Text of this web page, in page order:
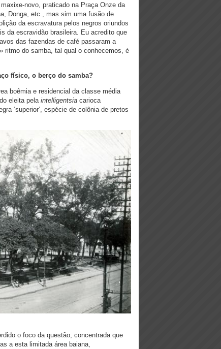
novo, praticado na Praça Onze da
Donga, etc., mas sim uma fusão de
da escravatura pelos negros oriundos
da escravidão brasileira. Eu acredito que
das fazendas de café passaram a
ritmo do samba, tal qual o conhecemos, é
físico, o berço do samba?
boêmia e residencial da classe média
eleita pela intelligentsia carioca
‘superior’, espécie de colônia de pretos
o foco da questão, concentrada que
a esta limitada área baiana,